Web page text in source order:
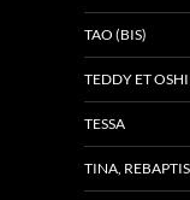
TAO (BIS)
TEDDY ET OSHI
TESSA
TINA,